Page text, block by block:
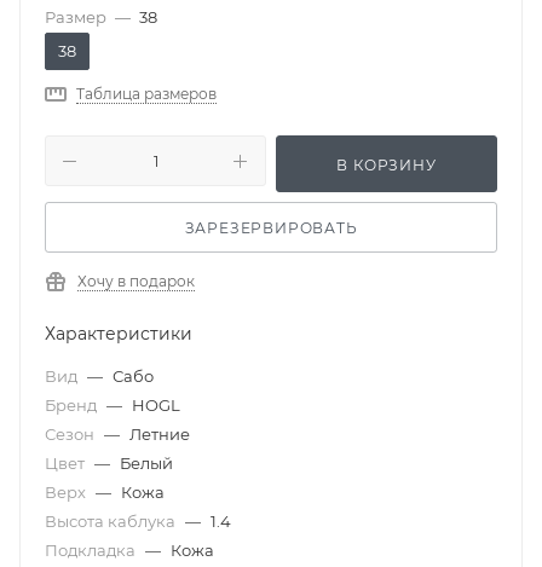
Размер — 38
38
Таблица размеров
В КОРЗИНУ
ЗАРЕЗЕРВИРОВАТЬ
Хочу в подарок
Характеристики
Вид — Сабо
Бренд — HOGL
Сезон — Летние
Цвет — Белый
Верх — Кожа
Высота каблука — 1.4
Подкладка — Кожа